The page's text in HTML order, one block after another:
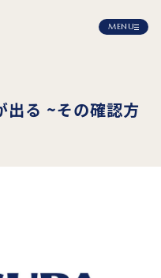
MENU
出る ~その確認方